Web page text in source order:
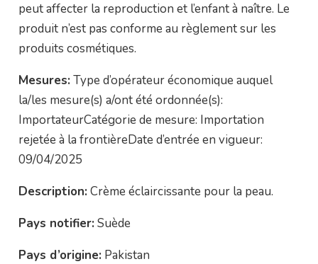
peut affecter la reproduction et l’enfant à naître. Le
produit n’est pas conforme au règlement sur les
produits cosmétiques.
Mesures: Type d’opérateur économique auquel
la/les mesure(s) a/ont été ordonnée(s):
ImportateurCatégorie de mesure: Importation
rejetée à la frontièreDate d’entrée en vigueur:
09/04/2025
Description: Crème éclaircissante pour la peau.
Pays notifier: Suède
Pays d’origine: Pakistan